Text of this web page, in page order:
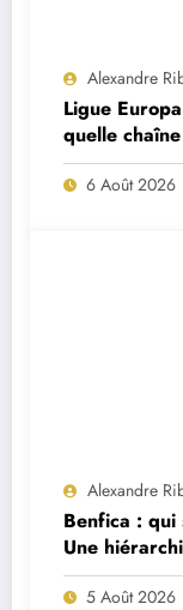
Alexandre
Ligue
quelle
match ?
6 Août 2026
Alexandre
Benfica : qui
Une
deux
5 Août 2026